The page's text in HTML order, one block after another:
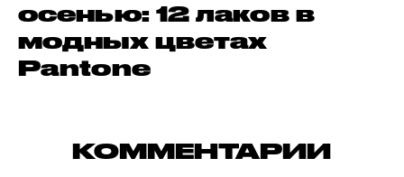
осенью: 12 лаков в
модных цветах
Pantone
КОММЕНТАРИИ